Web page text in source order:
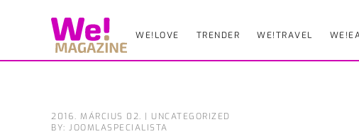
WE!LOVE TRENDER WE!TRAVEL
2016. MÁRCIUS 02. | UNCATEGORIZED
BY: JOOMLASPECIALISTA